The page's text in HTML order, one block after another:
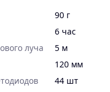
90 г
6 час
луча
5 м
120 мм
44 шт